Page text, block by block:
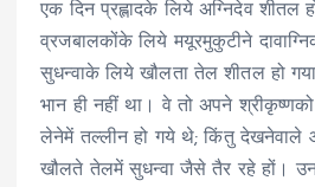
एक दिन प्रह्लादके लिये अग्निदेव शीतल
व्रजबालकोंके लिये मयूरमुकुटीने
सुधन्वाके लिये खौलता तेल शीतल हो
भान ही नहीं था। वे तो अपने
लेनेमें तल्लीन हो गये थे; किंतु देखनेवाले
खौलते तेलमें सुधन्वा जैसे तैर रहे हों।